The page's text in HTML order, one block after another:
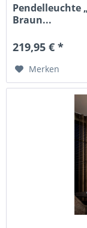
Pendelleuchte
Braun...
219,95 € *
Merken